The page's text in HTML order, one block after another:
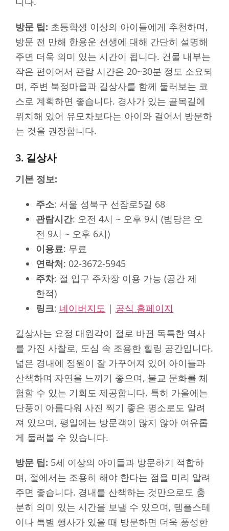
방문 팁: 초등학생 이상의 아이들에게 추천하며,
방문 전 만해 한용운 선생에 대해 간단히 설명해
주면 더욱 의미 있는 시간이 됩니다. 건물 내부는
작은 편이어서 관람 시간은 20~30분 정도 소요되
며, 주변 북정마을과 길상사를 함께 둘러보는 코
스로 계획하면 좋습니다. 경사가 있는 골목길에
위치해 있어 유모차보다는 아이와 걸어서 방문하
는 것을 권장합니다.
3. 길상사
기본 정보:
주소: 서울 성북구 선잠로5길 68
관람시간: 오전 4시 ~ 오후 9시 (법당은 오
전 9시 ~ 오후 6시)
이용료: 무료
연락처: 02-3672-5945
주차: 절 입구 주차장 이용 가능 (공간 제
한적)
링크: 네이버지도 | 공식 홈페이지
길상사는 요정 대원각이 절로 바뀐 독특한 역사
를 가진 사찰로, 도심 속 조용한 힐링 공간입니다.
넓은 경내에 정원이 잘 가꾸어져 있어 아이들과
산책하며 자연을 느끼기 좋으며, 불교 문화를 체
험할 수 있는 기회도 제공합니다. 특히 가을에는
단풍이 아름다워 사진 찍기 좋은 명소로도 알려
져 있으며, 평일에는 방문객이 많지 않아 여유롭
게 둘러볼 수 있습니다.
방문 팁: 5세 이상의 아이들과 방문하기 적합하
며, 절에서는 조용히 해야 한다는 점을 미리 알려
주면 좋습니다. 경내를 산책하는 것만으로도 충
분히 의미 있는 시간을 보낼 수 있으며, 템플스테
이나 특별 행사가 있을 때 방문하면 더욱 풍성한